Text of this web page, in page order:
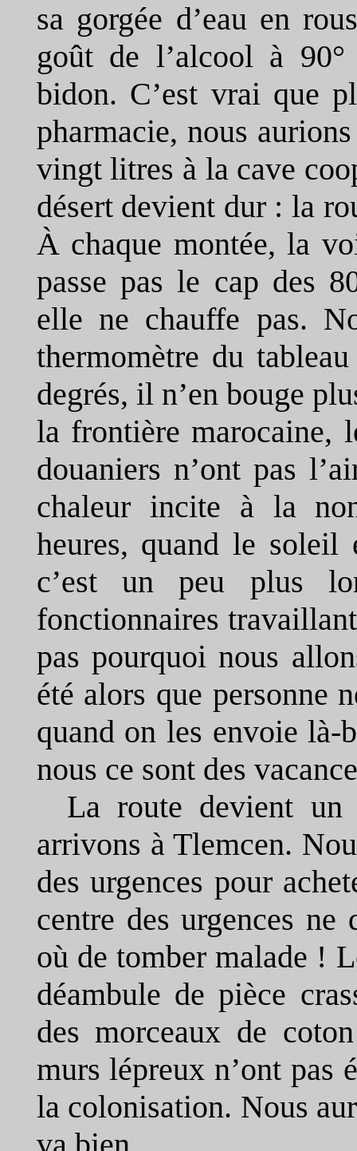
sa gorgée d’eau en
goût de l’alcool à
bidon. C’est vrai que
pharmacie, nous
vingt litres à la cave
désert devient dur : la
À chaque montée, la
passe pas le cap des
elle ne chauffe pas.
thermomètre du
degrés, il n’en bouge
la frontière marocaine,
douaniers n’ont pas
chaleur incite à la
heures, quand le
c’est un peu plus
fonctionnaires
pas pourquoi nous
été alors que personne
quand on les envoie là-
nous ce sont des
La route devient un
arrivons à Tlemcen.
des urgences pour
centre des urgences ne
où de tomber malade !
déambule de pièce
des morceaux de
murs lépreux n’ont pas
la colonisation. Nous